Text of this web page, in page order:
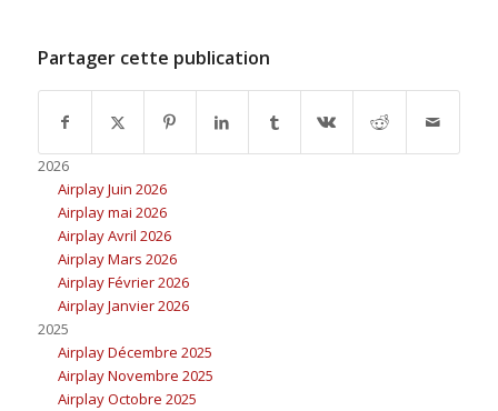
Partager cette publication
2026
Airplay Juin 2026
Airplay mai 2026
Airplay Avril 2026
Airplay Mars 2026
Airplay Février 2026
Airplay Janvier 2026
2025
Airplay Décembre 2025
Airplay Novembre 2025
Airplay Octobre 2025